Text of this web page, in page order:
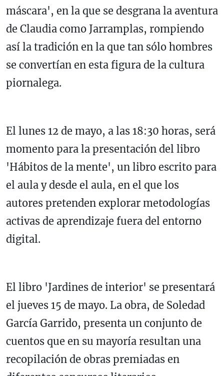
máscara', en la que se desgrana la aventura
de Claudia como Jarramplas, rompiendo
así la tradición en la que tan sólo hombres
se convertían en esta figura de la cultura
piornalega.
El lunes 12 de mayo, a las 18:30 horas, será
momento para la presentación del libro
'Hábitos de la mente', un libro escrito para
el aula y desde el aula, en el que los
autores pretenden explorar metodologías
activas de aprendizaje fuera del entorno
digital.
El libro 'Jardines de interior' se presentará
el jueves 15 de mayo. La obra, de Soledad
García Garrido, presenta un conjunto de
cuentos que en su mayoría resultan una
recopilación de obras premiadas en